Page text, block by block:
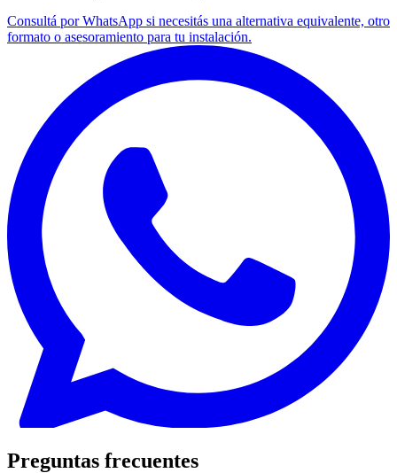
Consultá por WhatsApp si necesitás una alternativa equivalente, otro
formato o asesoramiento para tu instalación.
Preguntas frecuentes